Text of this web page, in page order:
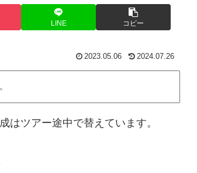
LINE コピー
2023.05.06 2024.07.26
はツアー途中で替えています。